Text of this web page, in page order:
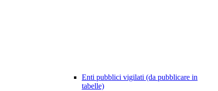
Enti pubblici vigilati (da pubblicare in
tabelle)